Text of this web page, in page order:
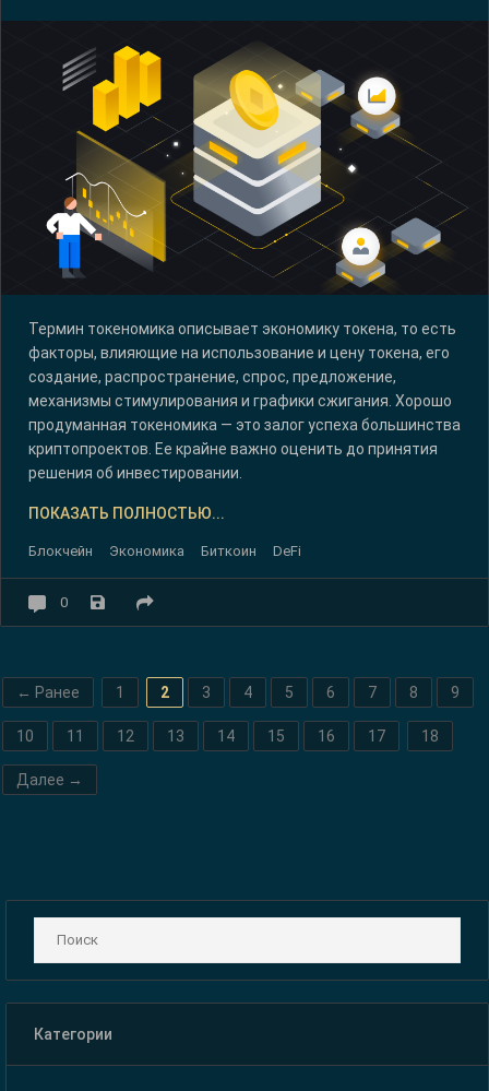
Термин токеномика описывает экономику токена, то есть
факторы, влияющие на использование и цену токена, его
создание, распространение, спрос, предложение,
механизмы стимулирования и графики сжигания. Хорошо
продуманная токеномика — это залог успеха большинства
криптопроектов. Ее крайне важно оценить до принятия
решения об инвестировании.
ПОКАЗАТЬ ПОЛНОСТЬЮ...
Блокчейн Экономика Биткоин DeFi
0
← Ранее 1 2 3 4 5 6 7 8 9
10 11 12 13 14 15 16 17 18
Далее →
Категории